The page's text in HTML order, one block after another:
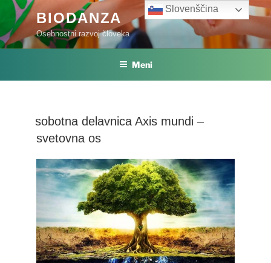
Skoči
vsebino
BIODANZA
Osebnostni razvoj človeka
Meni
sobotna delavnica Axis mundi –
svetovna os
Slovenščina